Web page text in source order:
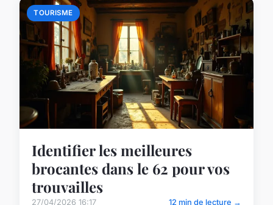
TOURISME
Identifier les meilleures
brocantes dans le 62 pour vos
trouvailles
27/04/2026 16:17 12 min de lecture →